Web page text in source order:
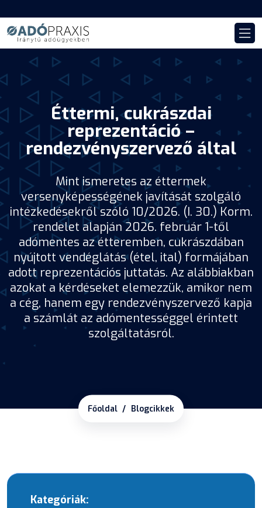
Éttermi, cukrászdai
reprezentáció –
rendezvényszervező által
Mint ismeretes az éttermek
versenyképességének javítását szolgáló
intézkedésekről szóló 10/2026. (I. 30.) Korm.
rendelet alapján 2026. február 1-től
adómentes az étteremben, cukrászdában
nyújtott vendéglátás (étel, ital) formájában
adott reprezentációs juttatás. Az alábbiakban
azokat a kérdéseket elemezzük, amikor nem
a cég, hanem egy rendezvényszervező kapja
a számlát az adómentességgel érintett
szolgáltatásról.
Főoldal Blogcikkek
Kategóriák: